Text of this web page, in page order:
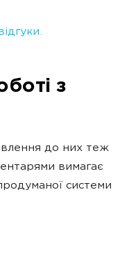
з
до них теж
вимагає
системи